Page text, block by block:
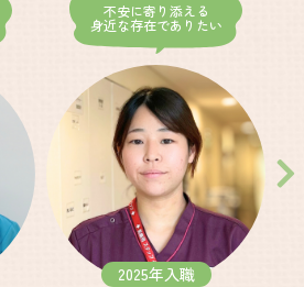
不安に寄り添える
身近な存在でありたい
2025年入職